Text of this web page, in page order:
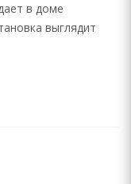
в доме
выглядит